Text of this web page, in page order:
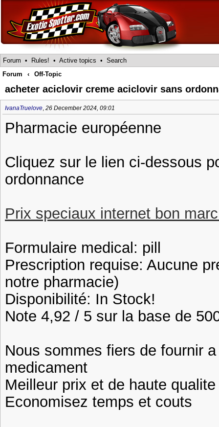
Forum • Rules! • Active topics • Search
Forum
‹ Off-Topic
acheter aciclovir creme aciclovir sans
IvanaTruelove, 26 December 2024, 09:01
Pharmacie européenne
Cliquez sur le lien ci-dessous
ordonnance
Prix speciaux internet bon
Formulaire medical: pill
Prescription requise: Aucune
notre pharmacie)
Disponibilité: In Stock!
Note 4,92 / 5 sur la base de
Nous sommes fiers de fournir
medicament
Meilleur prix et de haute qualite
Economisez temps et couts